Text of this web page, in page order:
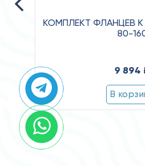
КОМПЛЕКТ ФЛАНЦЕВ
80-
9 894
В